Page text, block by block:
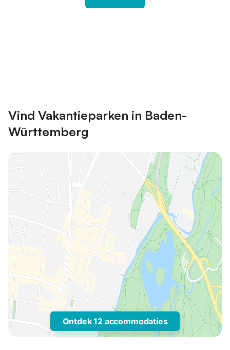
Vind Vakantieparken in Baden-
Württemberg
Ontdek 12 accommodaties